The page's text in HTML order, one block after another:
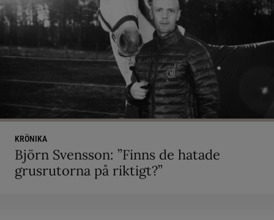
KRÖNIKA
Björn Svensson: ”Finns de hatade
grusrutorna på riktigt?”